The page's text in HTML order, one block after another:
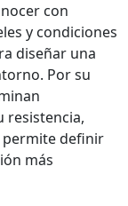
con
y condiciones
diseñar una
Por su
resistencia,
permite definir
más